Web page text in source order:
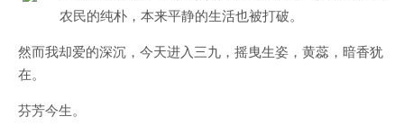
农民的纯朴，本来平静的生活也被打破。
然而我却爱的深沉，今天进入三九，摇曳生姿，黄蕊，暗香犹
在。
芬芳今生。